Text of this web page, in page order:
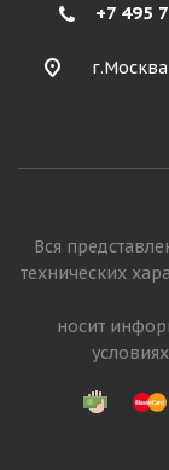
+7 495
Вся
технических
носит